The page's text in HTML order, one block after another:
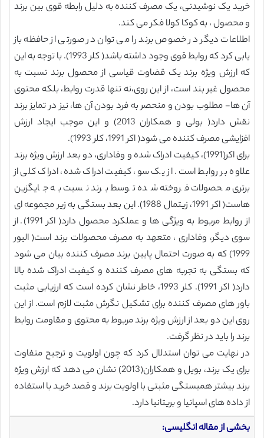
خرید یک نوشیدنی، یک مصرف کننده به دلیل رابطه قوی بین برند
و محصول ، به کوکا کولا فکر می کند.
اطلاعات دیگر در خصوص برند را می توان در صورتی از حافظه باز
یابی کرد که روابط قوی وجود داشته باشد( کلر 1993). با توجه به این
که ارزش ویژه برند یک قضاوت قیاسی از محصول برند نسبت به
محصول غیر بند است، از این روی،نه تنها قدرت روابط، بلکه محتوی
آن ها- مطلوب بودن و منحصر به فرد بودن آن ها، نیز در تمایز برند
نقش دارد( بولی و همکاران 2013) و این موجب ایجاد ارزش
افزایشی مصرف کننده می شود( اکر 1991، کلر 1993).
برای اکر(1991)، کیفیت ادراک شده و وفاداری، دو بعد ارزش ویژه برند
علاوه بر روابط است. از یک سو، کیفیت ادراک شده، ادراک کلی از
برتری محصولات فروخته شده توسط برند نسبت به جایگزین
هاست( اکر 1991، زیتمال 1988). این بعد بستگی به زیر مجموعه ای
از روابط مربوط به ویژگی ها و عملکرد محصول دارد( اکر 1991). از
سوی دیگر، وفاداری ، متعهد به مصرف محصولات برند است( الیور
1999) که به صورت احتمال پایین برند مصرف کننده بیان می شود
که بستگی به تجربه های مصرف کننده و کیفیت ادراک شده بالا
دارد( اکر 1991). کلر 1993، خاطر نشان کرده است که ارزیابی مثبت
باور های مصرف کننده برای تشکیل نگرش مثبت لازم است. از این
روی این دو بعد از ارزش ویژه برند مربوط به محتوی و مقاومت روابط
برند را باید در نظر گرفت.
در نهایت می توان استدلال کرد که چون اولویت و ترجیح متفاوت
برای یک برند، بویل و همکاران(2013) نشان می دهد که ارزش ویژه
برند بیشتر همبستگی مثبتی با اولویت برند و قصد خرید با استفاده
از داده های اسپانیا و بریتانیا دارد.
بخشی از مقاله انگلیسی: